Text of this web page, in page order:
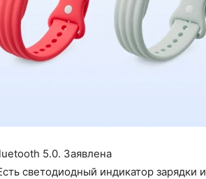
5.0. Заявлена
светодиодный индикатор зарядки и